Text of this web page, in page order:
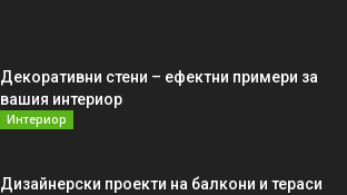
Декоративни стени – ефектни примери за
вашия интериор
Интериор
Дизайнерски проекти на балкони и тераси